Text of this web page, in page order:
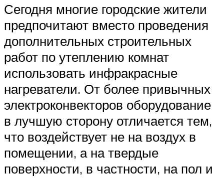
Сегодня многие городские жители
предпочитают вместо проведения
дополнительных строительных
работ по утеплению комнат
использовать инфракрасные
нагреватели. От более привычных
электроконвекторов оборудование
в лучшую сторону отличается тем,
что воздействует не на воздух в
помещении, а на твердые
поверхности, в частности, на пол и